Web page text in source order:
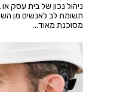
ניהול נכון של בית עסק
תשומת לב לאנשים מן
מסוכנת מאוד...